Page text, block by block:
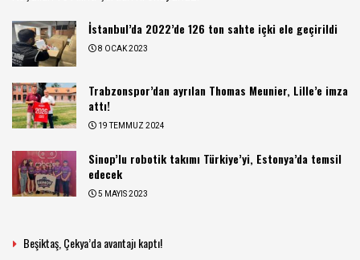
İstanbul’da 2022’de 126 ton sahte içki ele geçirildi
8 OCAK 2023
Trabzonspor’dan ayrılan Thomas Meunier, Lille’e imza
attı!
19 TEMMUZ 2024
Sinop’lu robotik takımı Türkiye’yi, Estonya’da temsil
edecek
5 MAYIS 2023
Beşiktaş, Çekya’da avantajı kaptı!